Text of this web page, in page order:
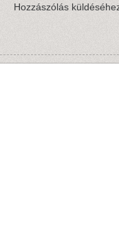
Hozzászólás